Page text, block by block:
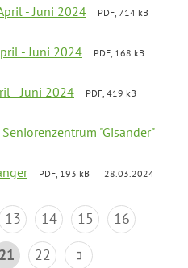
- Juni 2024
PDF, 714 kB
- Juni 2024
PDF, 168 kB
- Juni 2024
PDF, 419 kB
"Gisander"
PDF, 193 kB 28.03.2024
13 14 15
16
21 22